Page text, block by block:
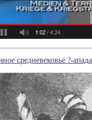
средневековье ?-апада